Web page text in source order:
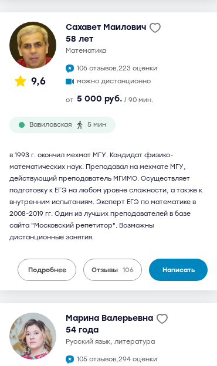
9,6
Сахавет Маилович
58 лет
математика
106 отзывов,223 оценки
можно дистанционно
от 5 000 руб. / 90 мин.
Вавиловская 5 мин
в 1993 г. окончил мехмат МГУ. Кандидат физико-
математических наук. Преподавал на мехмате МГУ,
действующий преподаватель МГИМО. Осуществляет
подготовку к ЕГЭ на любом уровне сложности, а также к
внутренним испытаниям. Эксперт ЕГЭ по математике в
2008-2019 гг. Один из лучших преподавателей в базе
сайта "Московский репетитор". Возможны
дистанционные занятия
Подробнее Отзывы 106 Написать
Марина Валерьевна
54 года
русский язык, литература
105 отзывов,294 оценки